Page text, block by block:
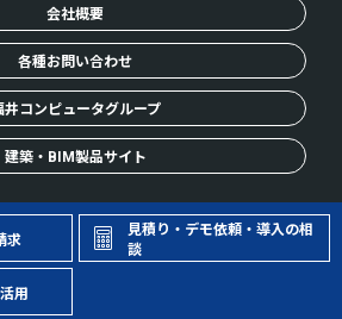
求
見積り・デモ依頼・導入の相
談
用
会社概要
各種お問い合わせ
井コンピュータグループ
建築・BIM製品サイト
Inc. All Rights Reserved.